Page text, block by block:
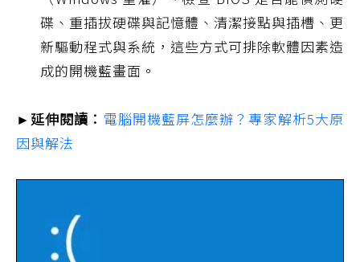
碟、重插拔硬碟與記憶體、清潔接點與插槽、更
新驅動程式與系統，這些方式可排除軟體因素造
成的開機藍畫面。
►延伸閱讀： 電腦開機藍屏怎麼辦？專家解析5大原
因與解法